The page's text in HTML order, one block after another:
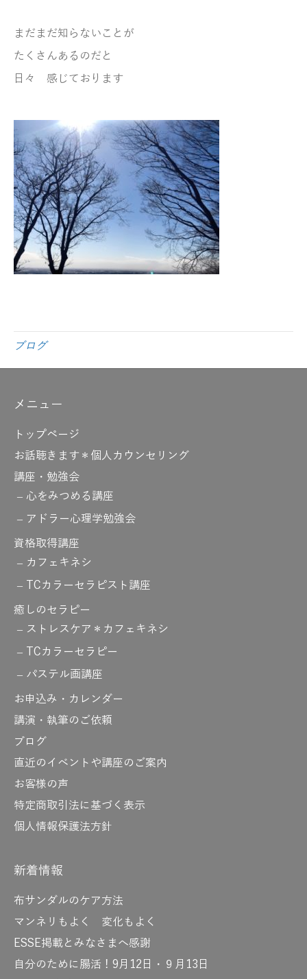
まだまだ知らないことが
たくさんあるのだと
日々 感じております
ブログ
メニュー
トップページ
お話聴きます＊個人カウンセリング
講座・勉強会
心をみつめる講座
アドラー心理学勉強会
資格取得講座
カフェキネシ
TCカラーセラピスト講座
癒しのセラピー
ストレスケア＊カフェキネシ
TCカラーセラピー
パステル画講座
お申込み・カレンダー
講演・執筆のご依頼
ブログ
直近のイベントや講座のご案内
お客様の声
特定商取引法に基づく表示
個人情報保護法方針
新着情報
布サンダルのケア方法
マンネリもよく 変化もよく
ESSE掲載とみなさまへ感謝
自分のために腸活！9月12日・９月13日